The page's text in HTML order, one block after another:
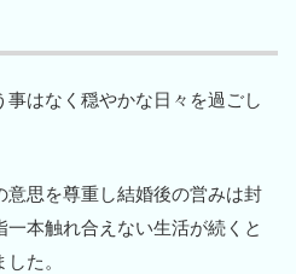
はなく穏やかな日々を過ごし
思を尊重し結婚後の営みは封
本触れ合えない生活が続くと
た。